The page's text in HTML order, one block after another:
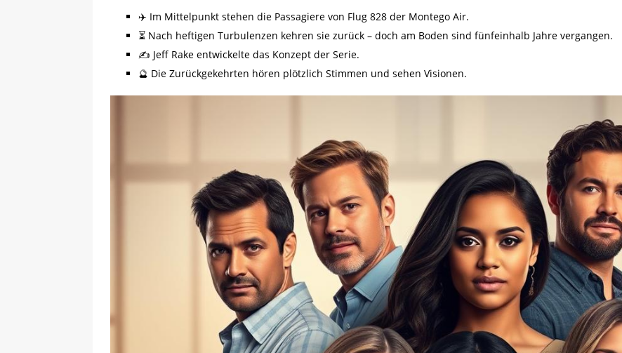
✈️ Im Mittelpunkt stehen die Passagiere von Flug 828 der Montego Air.
⏳ Nach heftigen Turbulenzen kehren sie zurück – doch am Boden sind fünfeinhalb Jahre vergangen.
✍️ Jeff Rake entwickelte das Konzept der Serie.
🔮 Die Zurückgekehrten hören plötzlich Stimmen und sehen Visionen.